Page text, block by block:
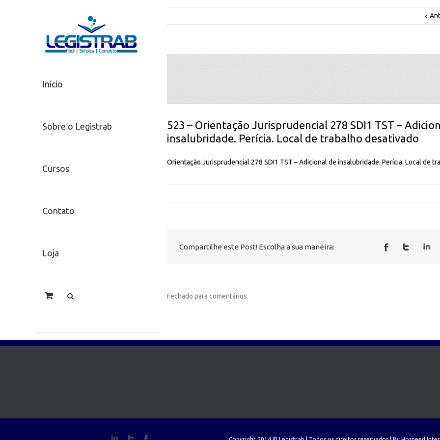
Início
Sobre o Legistrab
Cursos
Contato
Loja
523 – Orientação Jurisprudencial 278 SDI1 TST –
insalubridade. Perícia. Local de trabalho desativado
Orientação Jurisprudencial 278 SDI1 TST – Adicional de insalubridade. Perícia. Local de
Compartilhe este Post! Escolha a sua maneira:
Fechado para comentários.